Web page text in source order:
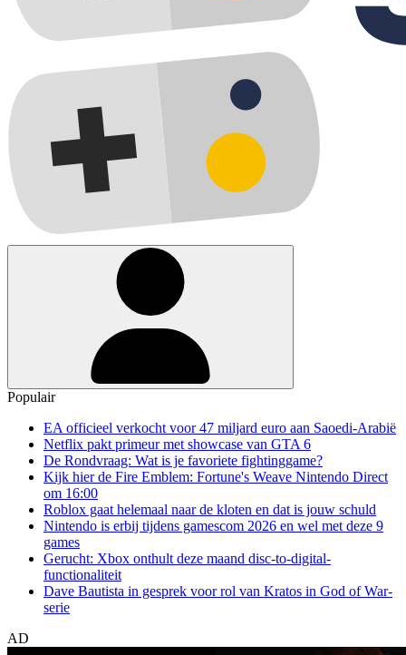
Populair
EA officieel verkocht voor 47 miljard euro aan Saoedi-Arabië
Netflix pakt primeur met showcase van GTA 6
De Rondvraag: Wat is je favoriete fightinggame?
Kijk hier de Fire Emblem: Fortune's Weave Nintendo Direct
om 16:00
Roblox gaat helemaal naar de kloten en dat is jouw schuld
Nintendo is erbij tijdens gamescom 2026 en wel met deze 9
games
Gerucht: Xbox onthult deze maand disc-to-digital-
functionaliteit
Dave Bautista in gesprek voor rol van Kratos in God of War-
serie
AD